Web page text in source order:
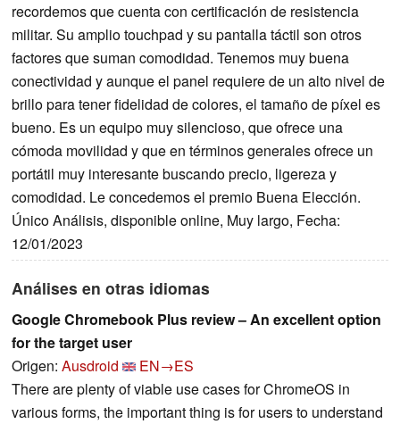
recordemos que cuenta con certificación de resistencia
militar. Su amplio touchpad y su pantalla táctil son otros
factores que suman comodidad. Tenemos muy buena
conectividad y aunque el panel requiere de un alto nivel de
brillo para tener fidelidad de colores, el tamaño de píxel es
bueno. Es un equipo muy silencioso, que ofrece una
cómoda movilidad y que en términos generales ofrece un
portátil muy interesante buscando precio, ligereza y
comodidad. Le concedemos el premio Buena Elección.
Único Análisis, disponible online, Muy largo, Fecha:
12/01/2023
Análises en otras idiomas
Google Chromebook Plus review – An excellent option
for the target user
Origen: Ausdroid
EN→ES
There are plenty of viable use cases for ChromeOS in
various forms, the important thing is for users to understand